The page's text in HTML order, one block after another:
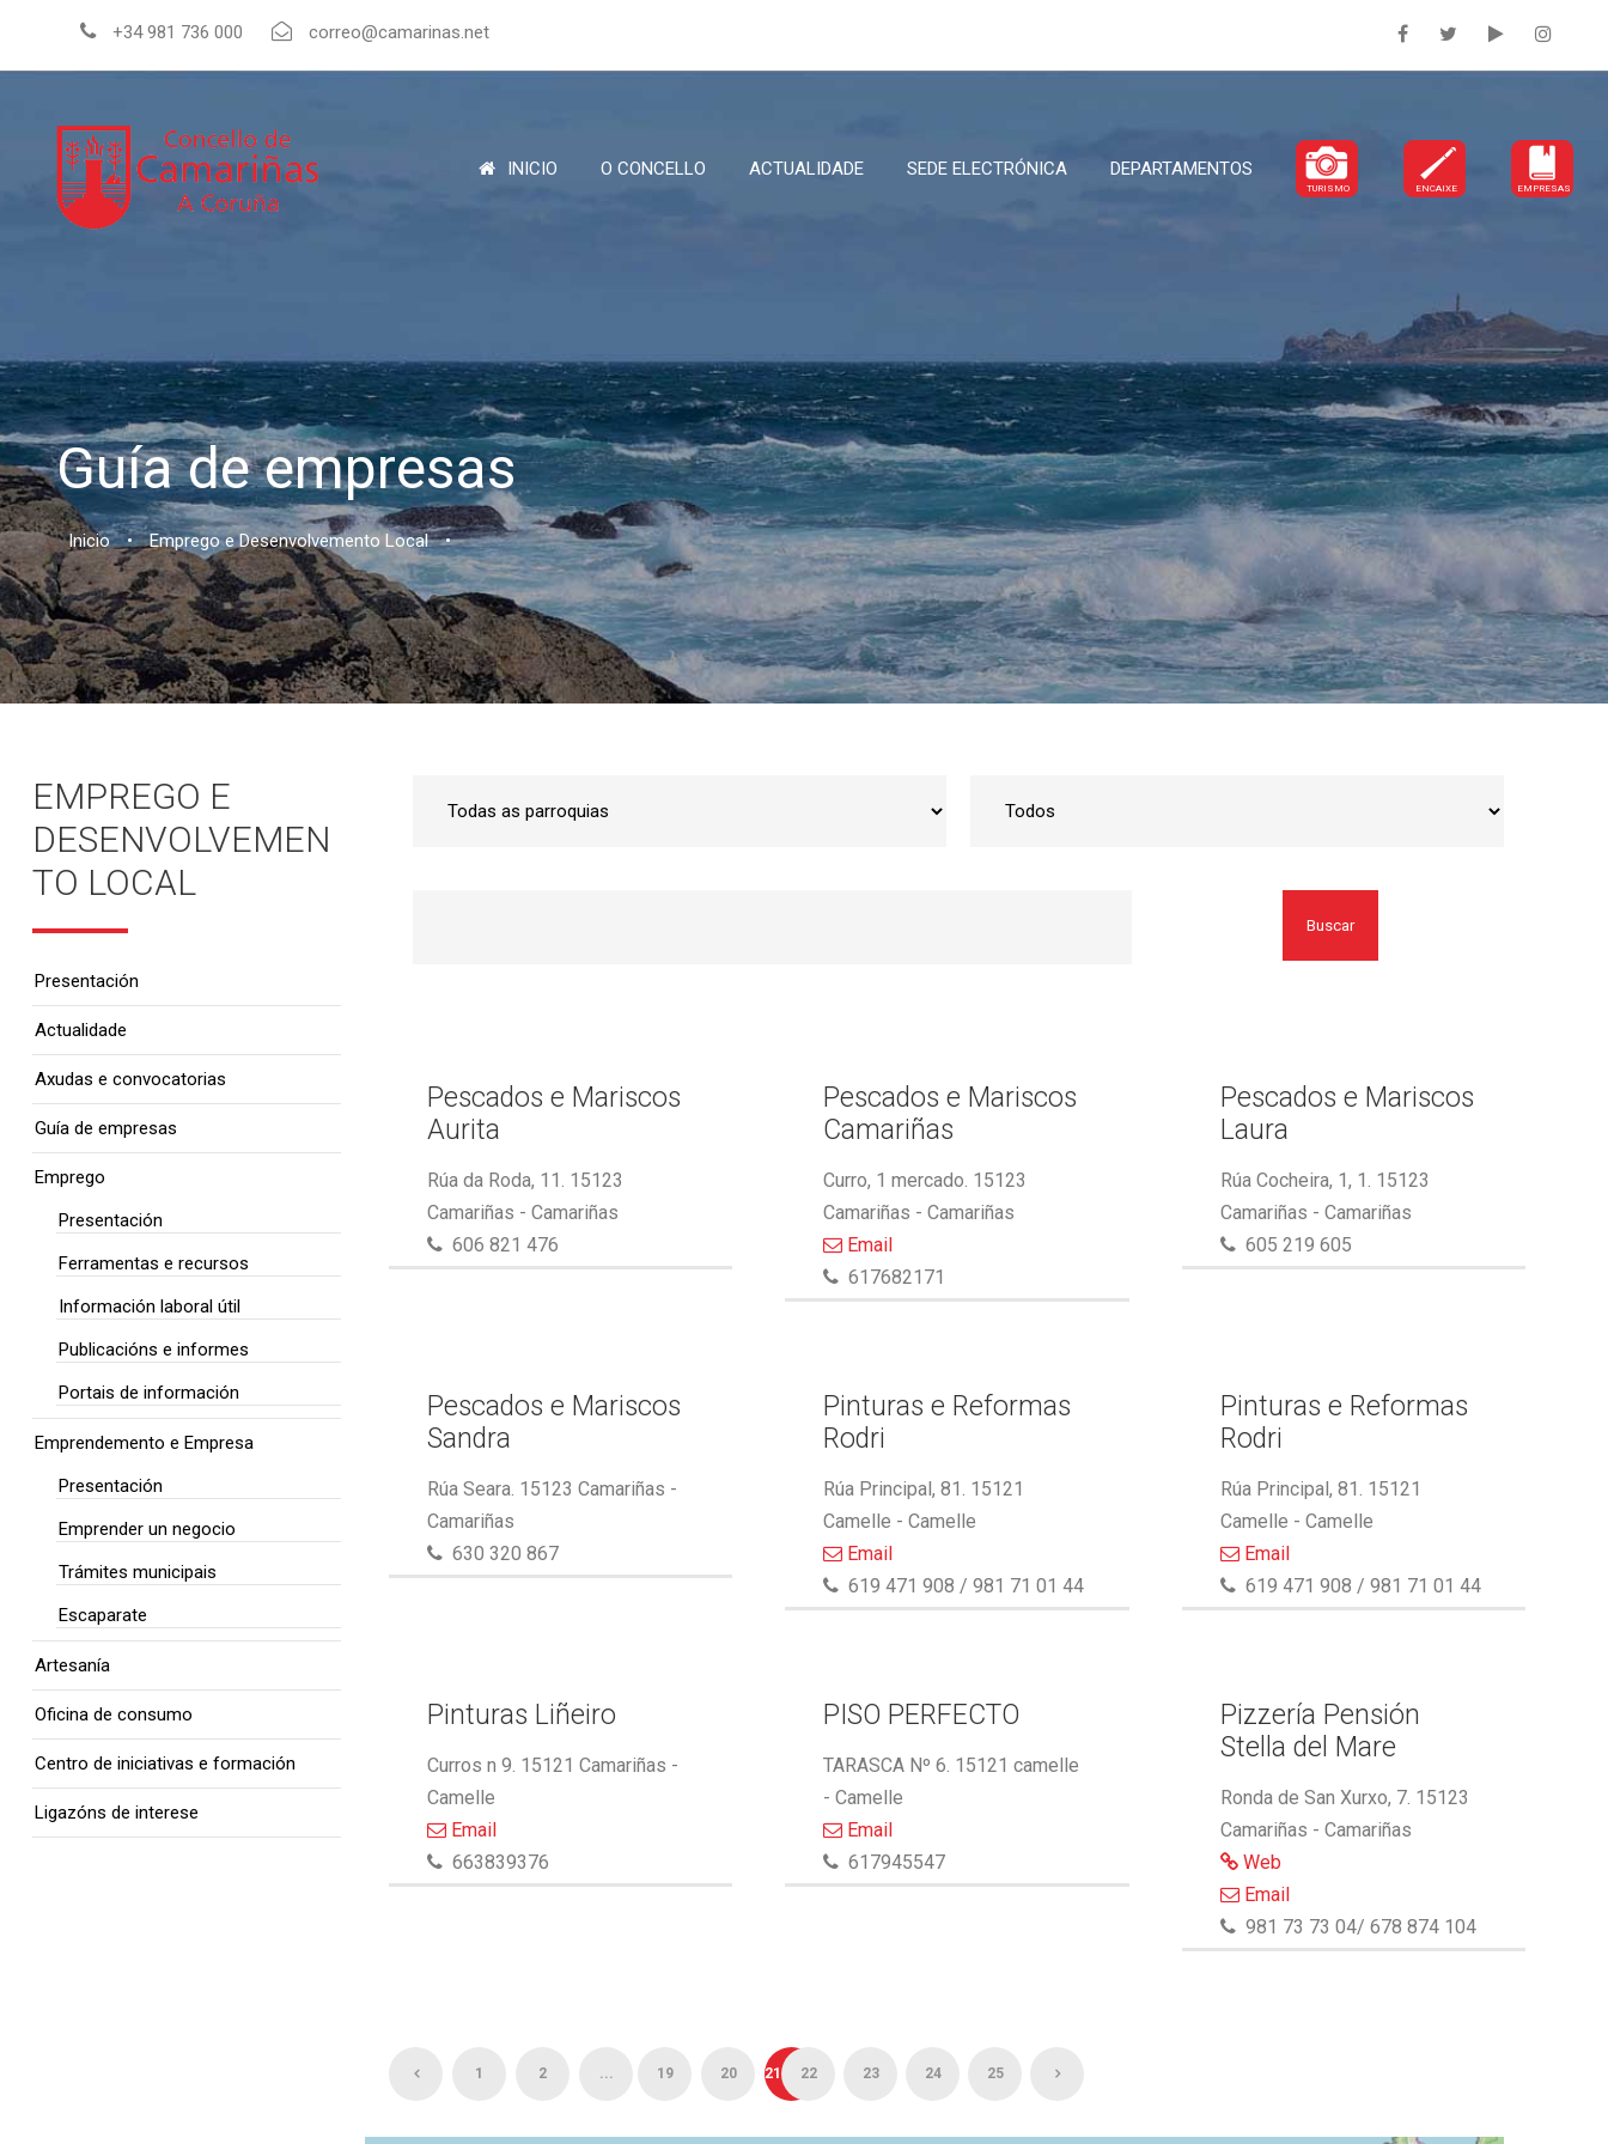
+34 981 736 000 correo@camarinas.net
INICIO O CONCELLO ACTUALIDADE SEDE ELECTRÓNICA DEPARTAMENTOS
TURISMO ENCAIXE EMPRESAS
Guía de empresas
Inicio • Emprego e Desenvolvemento Local •
Buscar
Pescados e Mariscos
Aurita
Rúa da Roda, 11. 15123
Camariñas - Camariñas
606 821 476
Pescados e Mariscos
Camariñas
Curro, 1 mercado. 15123
Camariñas - Camariñas
Email
617682171
Pescados e Mariscos
Laura
Rúa Cocheira, 1, 1. 15123
Camariñas - Camariñas
605 219 605
Pescados e Mariscos
Sandra
Rúa Seara. 15123 Camariñas -
Camariñas
630 320 867
Pinturas e Reformas
Rodri
Rúa Principal, 81. 15121
Camelle - Camelle
Email
619 471 908 / 981 71 01 44
Pinturas e Reformas
Rodri
Rúa Principal, 81. 15121
Camelle - Camelle
Email
619 471 908 / 981 71 01 44
Pinturas Liñeiro
Curros n 9. 15121 Camariñas -
Camelle
Email
663839376
PISO PERFECTO
TARASCA Nº 6. 15121 camelle
- Camelle
Email
617945547
Pizzería Pensión
Stella del Mare
Ronda de San Xurxo, 7. 15123
Camariñas - Camariñas
Web
Email
981 73 73 04/ 678 874 104
1 2 ... 19 20 21 22 23 24 25
EMPREGO E
DESENVOLVEMEN
TO LOCAL
Presentación
Actualidade
Axudas e convocatorias
Guía de empresas
Emprego
Presentación
Ferramentas e recursos
Información laboral útil
Publicacións e informes
Portais de información
Emprendemento e Empresa
Presentación
Emprender un negocio
Trámites municipais
Escaparate
Artesanía
Oficina de consumo
Centro de iniciativas e formación
Ligazóns de interese